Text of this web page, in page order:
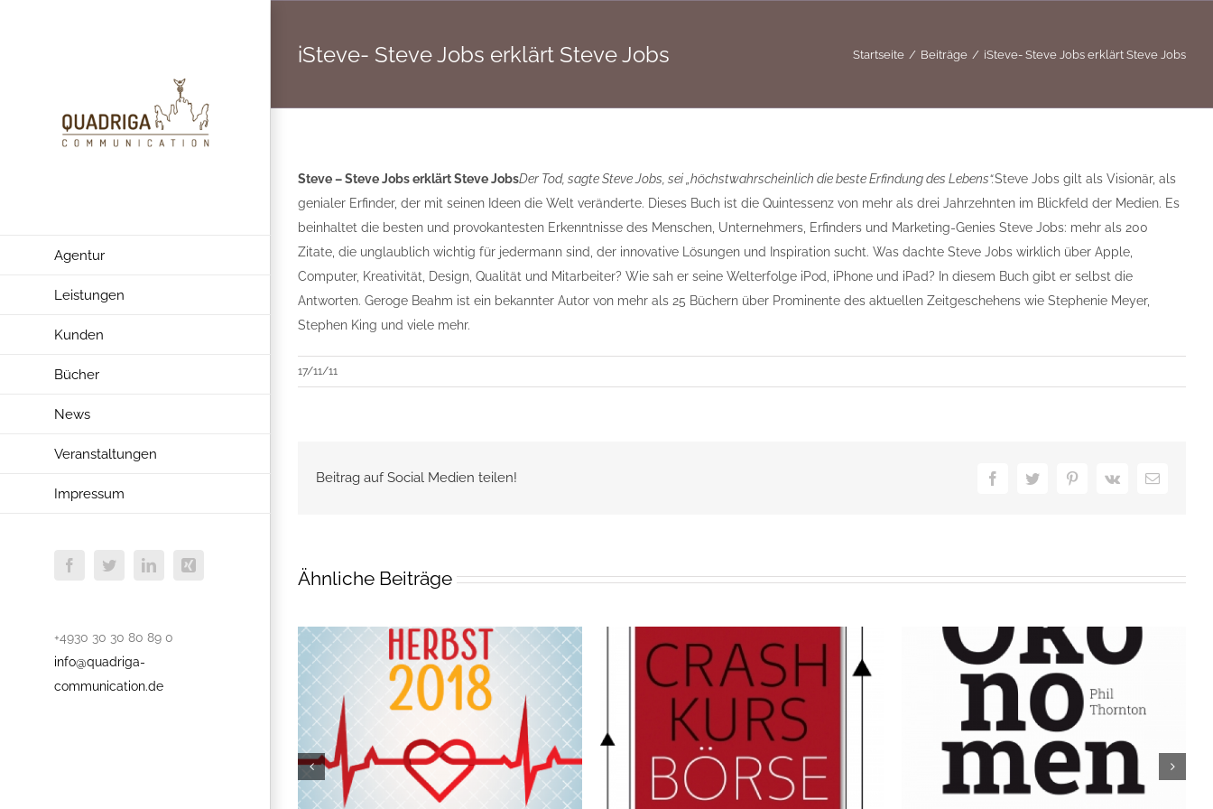
Agentur
Leistungen
Kunden
Bücher
News
Veranstaltungen
Impressum
FacebookTwitterLinkedInXing
+4930 30 30 80 89 0
info@quadriga-
communication.de
iSteve- Steve Jobs erklärt Steve Jobs Startseite Beiträge iSteve- Steve Jobs erklärt Steve Jobs
Steve – Steve Jobs erklärt Steve JobsDer Tod, sagte Steve Jobs, sei „höchstwahrscheinlich die beste Erfindung des Lebens“.Steve Jobs gilt als Visionär, als
genialer Erfinder, der mit seinen Ideen die Welt veränderte. Dieses Buch ist die Quintessenz von mehr als drei Jahrzehnten im Blickfeld der Medien. Es
beinhaltet die besten und provokantesten Erkenntnisse des Menschen, Unternehmers, Erfinders und Marketing-Genies Steve Jobs: mehr als 200
Zitate, die unglaublich wichtig für jedermann sind, der innovative Lösungen und Inspiration sucht. Was dachte Steve Jobs wirklich über Apple,
Computer, Kreativität, Design, Qualität und Mitarbeiter? Wie sah er seine Welterfolge iPod, iPhone und iPad? In diesem Buch gibt er selbst die
Antworten. Geroge Beahm ist ein bekannter Autor von mehr als 25 Büchern über Prominente des aktuellen Zeitgeschehens wie Stephenie Meyer,
Stephen King und viele mehr.
17/11/11
Beitrag auf Social Medien teilen! FacebookTwitterPinterest
Vk
E-
Ähnliche Beiträge